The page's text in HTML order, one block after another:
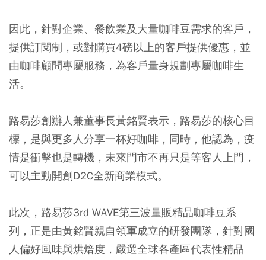
因此，針對企業、餐飲業及大量咖啡豆需求的客戶，
提供訂閱制，或對購買4磅以上的客戶提供優惠，並
由咖啡顧問專屬服務，為客戶量身規劃專屬咖啡生
活。
路易莎創辦人兼董事長黃銘賢表示，路易莎的核心目
標，是與更多人分享一杯好咖啡，同時，他認為，疫
情是衝擊也是轉機，未來門市不再只是等客人上門，
可以主動開創D2C全新商業模式。
此次，路易莎3rd WAVE第三波量販精品咖啡豆系
列，正是由黃銘賢親自領軍成立的研發團隊，針對國
人偏好風味與烘焙度，嚴選全球各產區代表性精品